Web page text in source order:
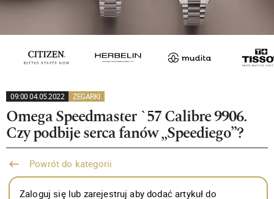
09:00 04.05.2022 ZEGARKI
Omega Speedmaster `57 Calibre 9906.
Czy podbije serca fanów „Speediego”?
Powrót do kategorii
Zaloguj się lub zarejestruj aby dodać artykuł do